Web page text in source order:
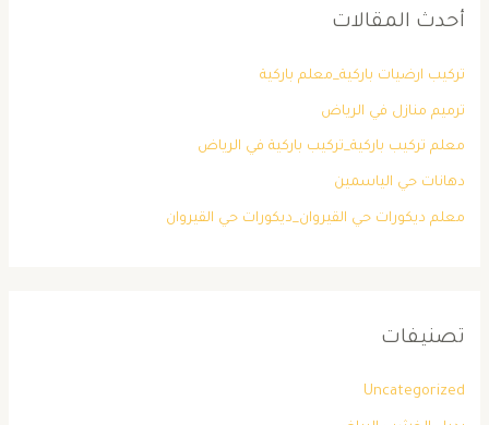
أحدث المقالات
تركيب ارضيات باركية_معلم باركية
ترميم منازل في الرياض
معلم تركيب باركية_تركيب باركية في الرياض
دهانات حي الياسمين
معلم ديكورات حي القيروان_ديكورات حي القيروان
تصنيفات
Uncategorized